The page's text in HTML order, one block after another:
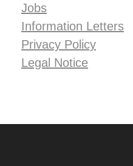
Jobs
Information Letters
Privacy Policy
Legal Notice